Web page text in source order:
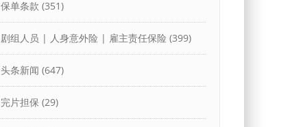
保单条款 (351)
剧组人员 | 人身意外险 | 雇主责任保险 (399)
头条新闻 (647)
完片担保 (29)